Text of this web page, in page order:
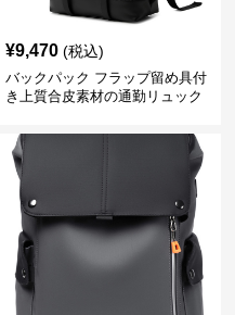
¥9,470 (税込)
バックパック フラップ留め具付
き上質合皮素材の通勤リュック